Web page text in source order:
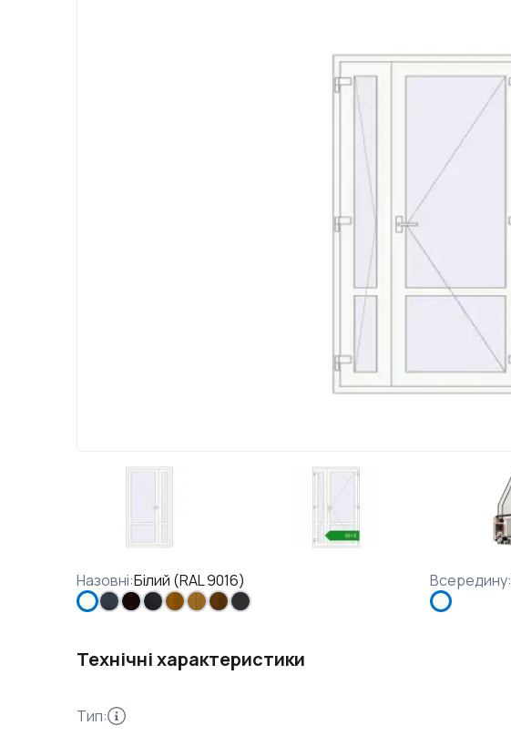
Назовні:Білий (RAL 9016) Всередину:
Технічні характеристики
Тип: